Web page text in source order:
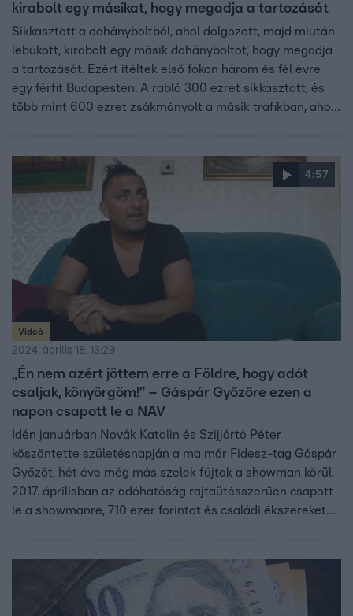
kirabolt egy másikat, hogy megadja a tartozását
Sikkasztott a dohányboltból, ahol dolgozott, majd miután
lebukott, kirabolt egy másik dohányboltot, hogy megadja
a tartozását. Ezért ítéltek első fokon három és fél évre
egy férfit Budapesten. A rabló 300 ezret sikkasztott, és
több mint 600 ezret zsákmányolt a másik trafikban, ahol
4:57
Videó
2024. április 18. 13:29
„Én nem azért jöttem erre a Földre, hogy adót
csaljak, könyörgöm!” – Gáspár Győzőre ezen a
napon csapott le a NAV
Idén januárban Novák Katalin és Szijjártó Péter
köszöntette születésnapján a ma már Fidesz-tag Gáspár
Győzőt, hét éve még más szelek fújtak a showman körül.
2017. áprilisban az adóhatóság rajtaütésszerűen csapott
le a showmanre, 710 ezer forintot és családi ékszereket
azt mondta, egyik járgány sem az övé. Akkor az üggyel
kapcsolatban csak egy volt biztos: a sűrű homály, ami
körülvette. Két évvel később, 2019 nyarán szüntették meg